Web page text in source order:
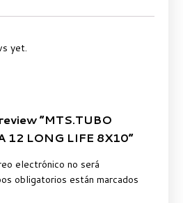
yet.
“MTS.TUBO
12 LONG LIFE 8X10”
electrónico no será
obligatorios están marcados